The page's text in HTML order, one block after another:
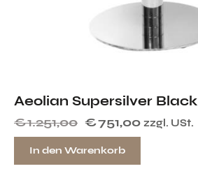
Aeolian Supersilver Black
€1.251,00 €751,00 zzgl. USt.
In den Warenkorb